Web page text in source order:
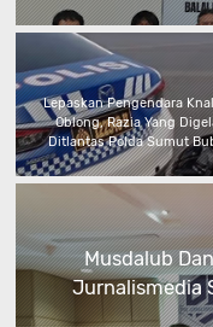
Lepaskan Pengendara
Oblong, Razia Yang
Ditlantas Polda Sumut
Musdalub
Jurnalismedia